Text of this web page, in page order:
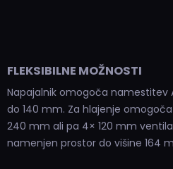
FLEKSIBILNE MOŽNOSTI
Napajalnik omogoča namestitev
do 140 mm. Za hlajenje
240 mm ali pa 4× 120 mm
namenjen prostor do višine 164